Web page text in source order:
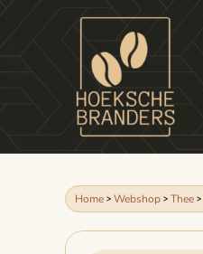
Home > Webshop > Thee >